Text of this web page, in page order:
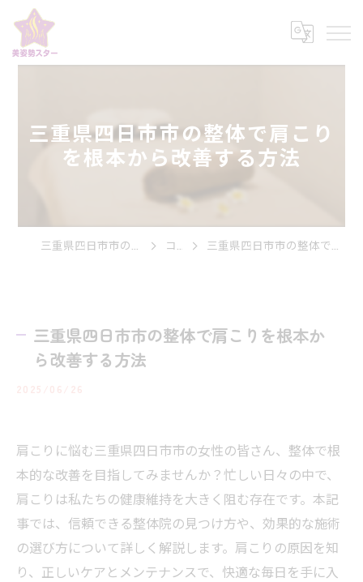
三重県四日市市の整体で肩こり
を根本から改善する方法
三重県四日市市の整体なら美姿勢スター コラム 三重県四日市市の整体で肩こりを根本から改善する方法
三重県四日市市の整体で肩こりを根本か
ら改善する方法
2025/06/26
肩こりに悩む三重県四日市市の女性の皆さん、整体で根
本的な改善を目指してみませんか？忙しい日々の中で、
肩こりは私たちの健康維持を大きく阻む存在です。本記
事では、信頼できる整体院の見つけ方や、効果的な施術
の選び方について詳しく解説します。肩こりの原因を知
り、正しいケアとメンテナンスで、快適な毎日を手に入